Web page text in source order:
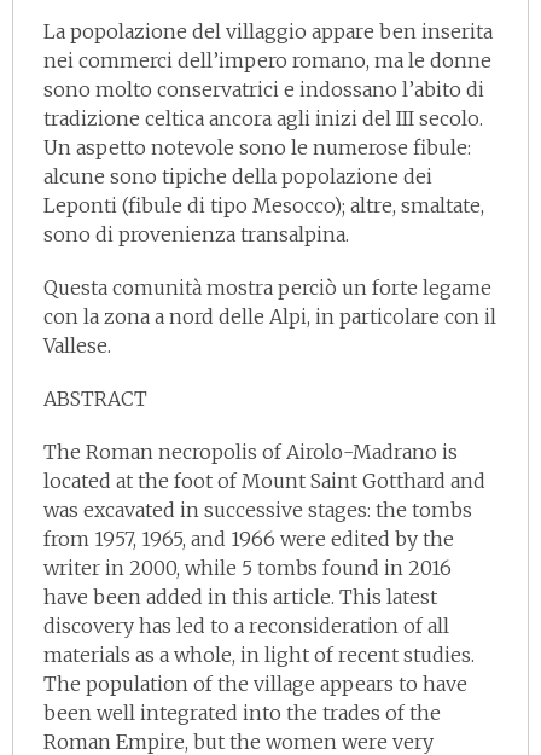
La popolazione del villaggio appare ben inserita
nei commerci dell’impero romano, ma le donne
sono molto conservatrici e indossano l’abito di
tradizione celtica ancora agli inizi del III secolo.
Un aspetto notevole sono le numerose fibule:
alcune sono tipiche della popolazione dei
Leponti (fibule di tipo Mesocco); altre, smaltate,
sono di provenienza transalpina.
Questa comunità mostra perciò un forte legame
con la zona a nord delle Alpi, in particolare con il
Vallese.
ABSTRACT
The Roman necropolis of Airolo-Madrano is
located at the foot of Mount Saint Gotthard and
was excavated in successive stages: the tombs
from 1957, 1965, and 1966 were edited by the
writer in 2000, while 5 tombs found in 2016
have been added in this article. This latest
discovery has led to a reconsideration of all
materials as a whole, in light of recent studies.
The population of the village appears to have
been well integrated into the trades of the
Roman Empire, but the women were very